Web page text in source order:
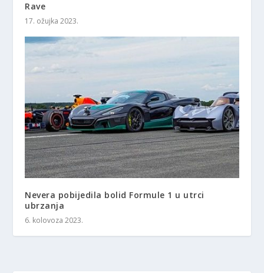
Rave
17. ožujka 2023.
Nevera pobijedila bolid Formule 1 u utrci
ubrzanja
6. kolovoza 2023.